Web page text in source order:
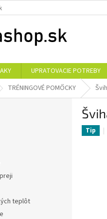
UPRATOVACIE POTREBY
TRÉNINGOVÉ POMŐCKY
teplôt
Tip